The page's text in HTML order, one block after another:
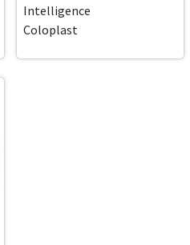
Intelligence
Coloplast